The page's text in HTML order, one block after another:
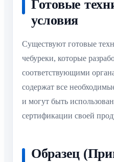
Готовые
условия
Существуют готовые
чебуреки, которые
соответствующими
содержат все
и могут быть
сертификации своей
Образец